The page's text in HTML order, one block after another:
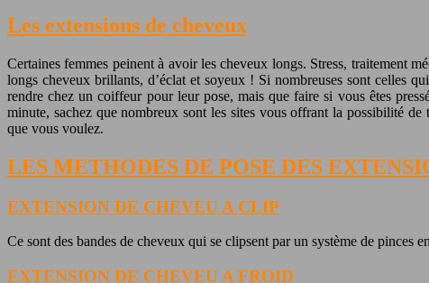
Les extensions de cheveux
Certaines femmes peinent à avoir les cheveux longs. Stress, traitement
longs cheveux brillants, d’éclat et soyeux ! Si nombreuses sont celles
rendre chez un coiffeur pour leur pose, mais que faire si vous êtes
minute, sachez que nombreux sont les sites vous offrant la possibilité de
que vous voulez.
LES METHODES DE POSE DES
EXTENSION DE CHEVEU A CLIP
Ce sont des bandes de cheveux qui se clipsent par un système de pinces
EXTENSION DE CHEVEU A FROID